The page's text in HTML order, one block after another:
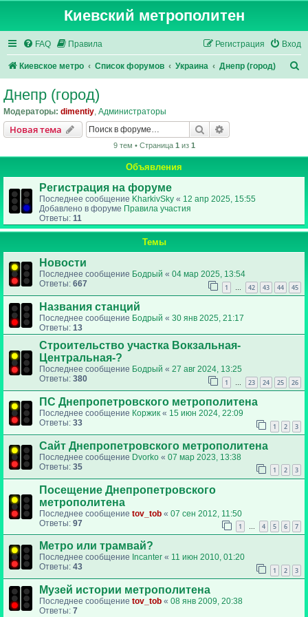
Киевский метрополитен
FAQ Правила Вход
Регистрация
Киевское метро Список форумов Украина Днепр (город)
Днепр (город)
Модераторы: dimentiy, Администраторы
Новая тема Поиск
9 тем • Страница 1из 1
Объявления
Регистрация на форуме
Последнее сообщение KharkivSky « 12 апр 2025, 15:55
Добавлено в форуме Правила участия
Ответы: 11
Темы
Новости
Последнее сообщение Бодрый « 04 мар 2025, 13:54
Ответы: 667 1 … 42 43 44 45
Названия станций
Последнее сообщение Бодрый « 30 янв 2025, 21:17
Ответы: 13
Строительство участка Вокзальная-
Центральная-?
Последнее сообщение Бодрый « 27 авг 2024, 13:25
Ответы: 380 1 … 23 24 25 26
ПС Днепропетровского метрополитена
Последнее сообщение Коржик « 15 июн 2024, 22:09
Ответы: 33 1 2 3
Сайт Днепропетровского метрополитена
Последнее сообщение Dvorko « 07 мар 2023, 13:38
Ответы: 35 1 2 3
Посещение Днепропетровского
метрополитена
Последнее сообщение tov_tob « 07 сен 2012, 11:50
Ответы: 97 1 … 4 5 6 7
Метро или трамвай?
Последнее сообщение Incanter « 11 июн 2010, 01:20
Ответы: 43 1 2 3
Музей истории метрополитена
Последнее сообщение tov_tob « 08 янв 2009, 20:38
Ответы: 7